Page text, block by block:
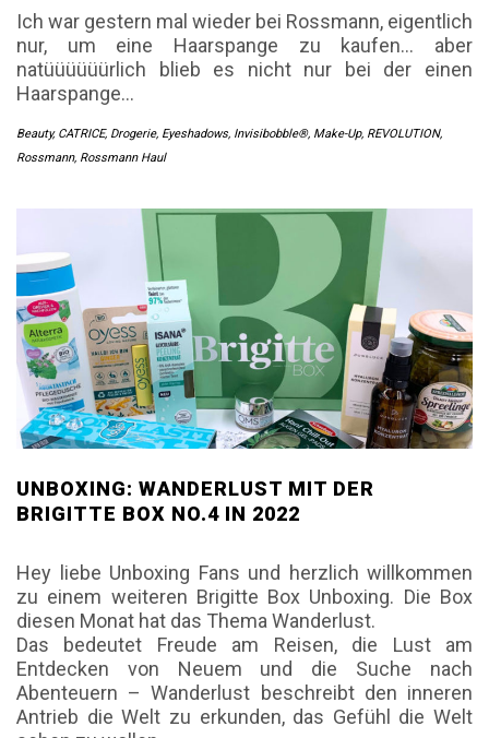
Ich war gestern mal wieder bei Rossmann, eigentlich
nur, um eine Haarspange zu kaufen… aber
natüüüüüürlich blieb es nicht nur bei der einen
Haarspange…
Beauty, CATRICE, Drogerie, Eyeshadows, Invisibobble®, Make-Up, REVOLUTION,
Rossmann, Rossmann Haul
UNBOXING: WANDERLUST MIT DER
BRIGITTE BOX NO.4 IN 2022
Hey liebe Unboxing Fans und herzlich willkommen
zu einem weiteren Brigitte Box Unboxing. Die Box
diesen Monat hat das Thema Wanderlust.
Das bedeutet Freude am Reisen, die Lust am
Entdecken von Neuem und die Suche nach
Abenteuern – Wanderlust beschreibt den inneren
Antrieb die Welt zu erkunden, das Gefühl die Welt